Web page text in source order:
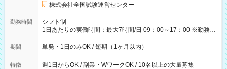
円の場合あり ・国家試験 7:00～13:30（休憩なし） 時給1,300
円（役割手当＋100円）×6時間＝日収8,400円＋交通費 【試用期
間】試用期間なし
株式会社全国試験運営センター
勤務時間
シフト制
1日あたりの実働時間：最大7時間/日 09：00～17：00 ※勤務時
間は 試験により異なります。
期間 単発・1日のみOK / 短期（1ヶ月以内）
特徴 週1日からOK / 副業・WワークOK / 10名以上の大量募集